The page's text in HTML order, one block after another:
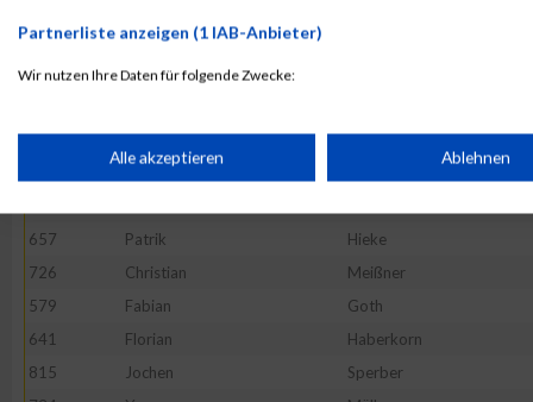
599
Marina
741
Mahidy-Barid
611
Bianca Eder
657
Patrik Hieke
726
Christian Meißner
579
Fabian Goth
641
Florian Haberkorn
815
Jochen Sperber
Partnerliste anzeigen (1 IAB-Anbieter)
Wir nutzen Ihre Daten für folgende Zwecke:
Speichern von oder Zugriff auf Informationen auf einem
Erstellung von Profilen für personalisierte Werbung
Verwendung von Profilen zur Auswahl personalisierter Werbung
Alle akzeptieren Ablehnen